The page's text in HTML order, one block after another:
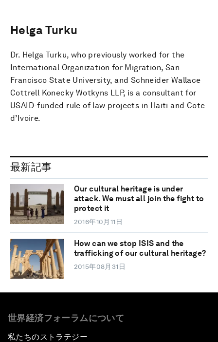
Helga Turku
Dr. Helga Turku, who previously worked for the
International Organization for Migration, San
Francisco State University, and Schneider Wallace
Cottrell Konecky Wotkyns LLP, is a consultant for
USAID-funded rule of law projects in Haiti and Cote
d’Ivoire.
最新記事
Our cultural heritage is under
attack. We must all join the fight to
protect it
2016年10月11日
How can we stop ISIS and the
trafficking of our cultural heritage?
2015年08月31日
世界経済フォーラムについて
私たちのストラテジー